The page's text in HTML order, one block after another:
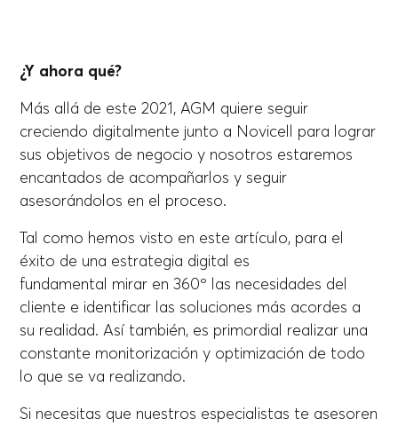
¿Y ahora qué?
Más allá de este 2021, AGM quiere seguir
creciendo digitalmente junto a Novicell para lograr
sus objetivos de negocio y nosotros estaremos
encantados de acompañarlos y seguir
asesorándolos en el proceso.
Tal como hemos visto en este artículo, para el
éxito de una estrategia digital es
fundamental mirar en 360º las necesidades del
cliente e identificar las soluciones más acordes a
su realidad. Así también, es primordial realizar una
constante monitorización y optimización de todo
lo que se va realizando.
Si necesitas que nuestros especialistas te asesoren